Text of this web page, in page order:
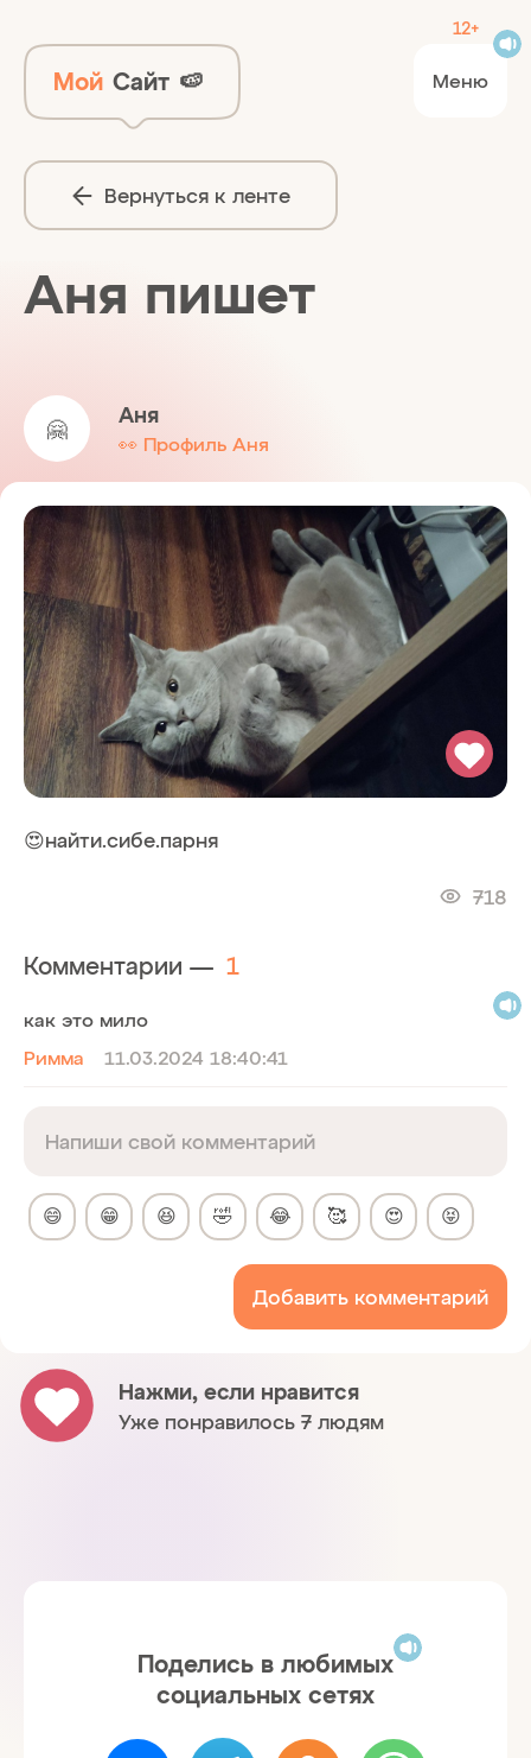
Мой Сайт 🍉 Меню
12+
Вернуться к ленте
Аня пишет
🤗 Аня
👀 Профиль Аня
😍найти.сибе.парня
718
Комментарии — 1
как это мило
Римма
11.03.2024 18:40:41
😄 😁 😆 🤣 😂 🥰 😍 😝
Добавить комментарий
Нажми, если нравится
Уже понравилось 7 людям
Поделись в любимых
социальных сетях